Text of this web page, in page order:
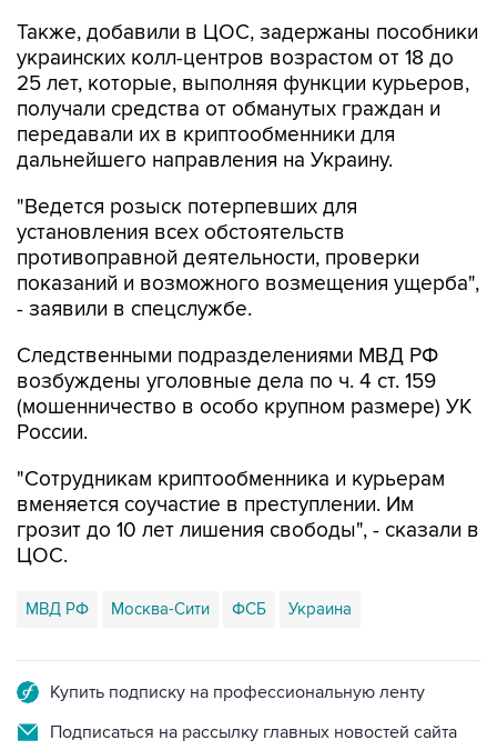
Также, добавили в ЦОС, задержаны пособники
украинских колл-центров возрастом от 18 до
25 лет, которые, выполняя функции курьеров,
получали средства от обманутых граждан и
передавали их в криптообменники для
дальнейшего направления на Украину.
"Ведется розыск потерпевших для
установления всех обстоятельств
противоправной деятельности, проверки
показаний и возможного возмещения ущерба",
- заявили в спецслужбе.
Следственными подразделениями МВД РФ
возбуждены уголовные дела по ч. 4 ст. 159
(мошенничество в особо крупном размере) УК
России.
"Сотрудникам криптообменника и курьерам
вменяется соучастие в преступлении. Им
грозит до 10 лет лишения свободы", - сказали в
ЦОС.
МВД РФ Москва-Сити ФСБ Украина
Купить подписку на профессиональную ленту
Подписаться на рассылку главных новостей сайта